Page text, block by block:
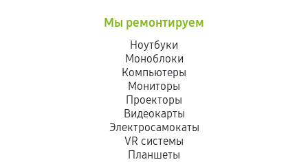
Мы ремонтируем
Ноутбуки
Моноблоки
Компьютеры
Мониторы
Проекторы
Видеокарты
Электросамокаты
VR системы
Планшеты